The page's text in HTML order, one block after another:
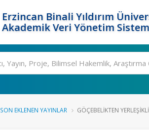
Erzincan Binali Yıldırım
Akademik Veri Yönetim
SON EKLENEN YAYINLAR GÖÇEBELIKTEN